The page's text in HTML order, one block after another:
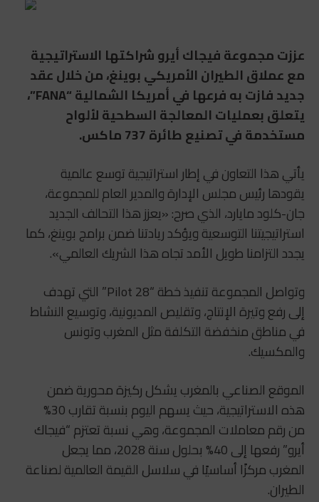
عززت مجموعة فيجاك أيرو شراكتها الاستراتيجية
مع عملاق الطيران الأمريكي بوينغ، من خلال عقد
جديد فازت به فرعها في أمريكا الشمالية “FANA”،
يتعلق بعمليات المعالجة السطحية لألواح
مستخدمة في تصنيع طائرة 737 ماكس.
يأتي هذا التعاون في إطار استراتيجية توسع عالمية
يقودها رئيس مجلس الإدارة والمدير العام للمجموعة،
جان-كلود مايارد، الذي صرح: «يعزز هذا التحالف الجديد
استراتيجيتنا التوسعية ويؤكد ريادتنا ضمن برامج بوينغ، كما
يجدد التزامنا طويل الأمد تجاه هذا الشريك العالمي».
وتواصل المجموعة تنفيذ خطة “Pilot 28” التي تهدف
إلى رفع وتيرة الإنتاج، وتقليص المديونية، وتوسيع النشاط
في مناطق منخفضة التكلفة مثل المغرب وتونس
والمكسيك.
الموقع الصناعي بالمغرب يشكل ركيزة محورية ضمن
هذه الاستراتيجية، حيث يسهم اليوم بنسبة تقارب 30%
من رقم معاملات المجموعة، وهي نسبة تعتزم “فيجاك
أيرو” رفعها إلى 40% بحلول سنة 2028، مما يجعل
المغرب مركزًا أساسيًا في سلاسل القيمة العالمية لصناعة
الطيران.